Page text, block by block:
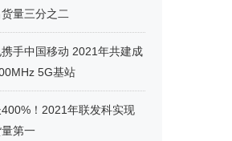
量三分之二
手中国移动 2021年共建成
5G基站
！2021年联发科实现
第一